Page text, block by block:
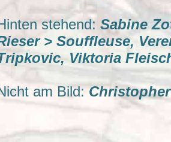
stehend: Sabine
> Souffleuse,
Viktoria
am Bild: